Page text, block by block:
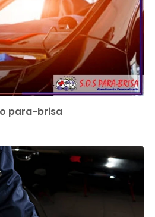
para-brisa